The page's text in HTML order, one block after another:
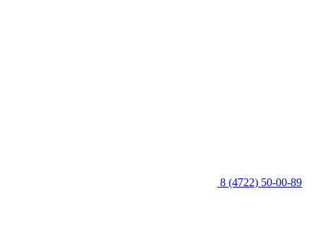
8 (4722) 50-00-89